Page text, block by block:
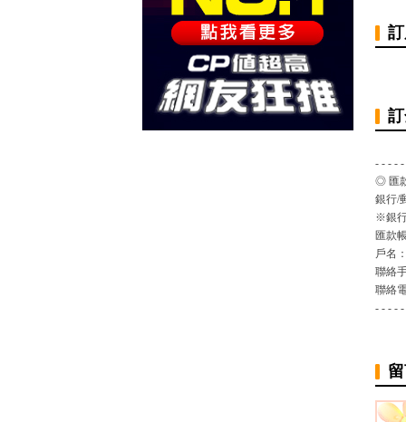
- - - -
◎ 匯
銀行/
※銀
匯款
戶名
聯絡
聯絡
- - - -